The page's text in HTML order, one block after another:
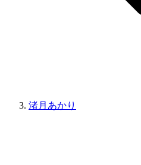
渚月あかり